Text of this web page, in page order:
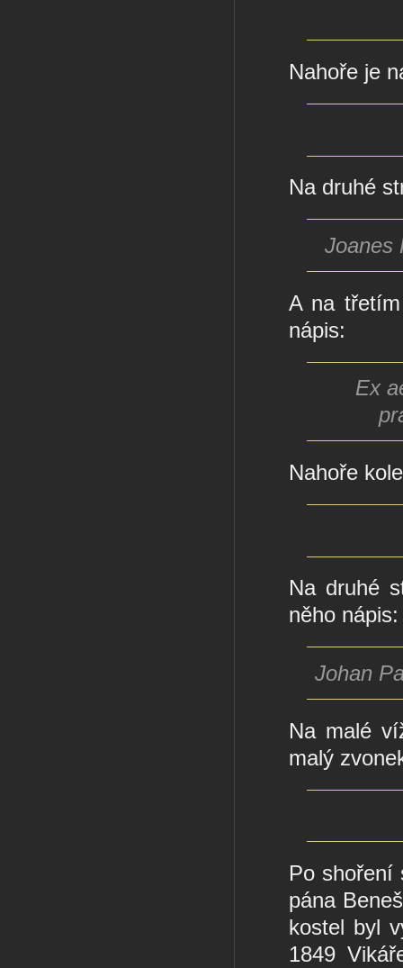
Nahoře je
Na druhé
Joanes
A na
nápis:
Ex
Nahoře
Na druhé
něho nápis:
Johan
Na malé
malý
Po shoření
pána
kostel byl
1849